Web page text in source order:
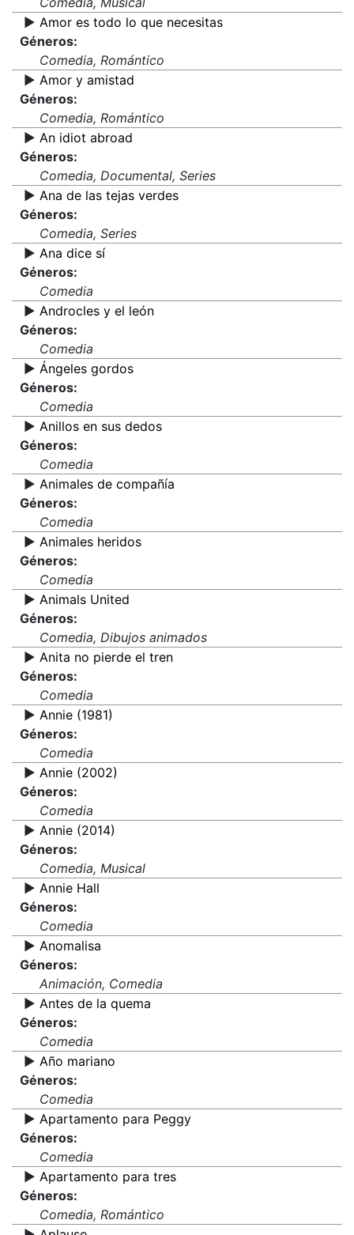
▶️ Amor es todo lo que necesitas
Géneros:
Comedia, Romántico
▶️ Amor y amistad
Géneros:
Comedia, Romántico
▶️ An idiot abroad
Géneros:
Comedia, Documental, Series
▶️ Ana de las tejas verdes
Géneros:
Comedia, Series
▶️ Ana dice sí
Géneros:
Comedia
▶️ Androcles y el león
Géneros:
Comedia
▶️ Ángeles gordos
Géneros:
Comedia
▶️ Anillos en sus dedos
Géneros:
Comedia
▶️ Animales de compañía
Géneros:
Comedia
▶️ Animales heridos
Géneros:
Comedia
▶️ Animals United
Géneros:
Comedia, Dibujos animados
▶️ Anita no pierde el tren
Géneros:
Comedia
▶️ Annie (1981)
Géneros:
Comedia
▶️ Annie (2002)
Géneros:
Comedia
▶️ Annie (2014)
Géneros:
Comedia, Musical
▶️ Annie Hall
Géneros:
Comedia
▶️ Anomalisa
Géneros:
Animación, Comedia
▶️ Antes de la quema
Géneros:
Comedia
▶️ Año mariano
Géneros:
Comedia
▶️ Apartamento para Peggy
Géneros:
Comedia
▶️ Apartamento para tres
Géneros:
Comedia, Romántico